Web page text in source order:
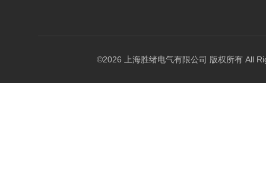
©2026 上海胜绪电气有限公司 版权所有 All